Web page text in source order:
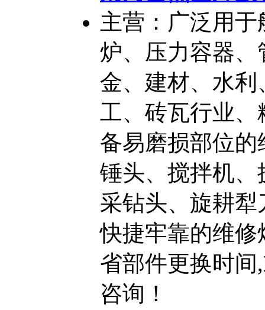
主营：广泛用
炉、压力容器
金、建材、水
工、砖瓦行业
备易磨损部位
锤头、搅拌机
采钻头、旋耕
快捷牢靠的维
省部件更换时
咨询！